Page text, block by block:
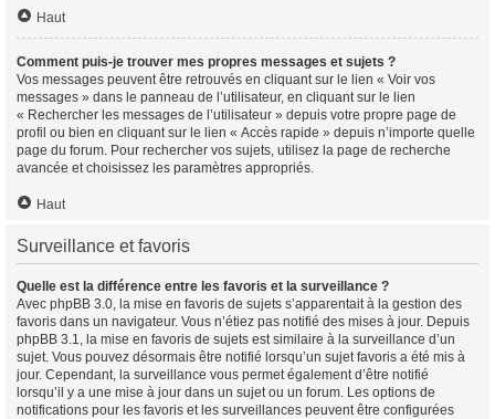
Haut
Comment puis-je trouver mes propres messages et sujets ?
Vos messages peuvent être retrouvés en cliquant sur le lien « Voir vos
messages » dans le panneau de l’utilisateur, en cliquant sur le lien
« Rechercher les messages de l’utilisateur » depuis votre propre page de
profil ou bien en cliquant sur le lien « Accès rapide » depuis n’importe quelle
page du forum. Pour rechercher vos sujets, utilisez la page de recherche
avancée et choisissez les paramètres appropriés.
Haut
Surveillance et favoris
Quelle est la différence entre les favoris et la surveillance ?
Avec phpBB 3.0, la mise en favoris de sujets s’apparentait à la gestion des
favoris dans un navigateur. Vous n’étiez pas notifié des mises à jour. Depuis
phpBB 3.1, la mise en favoris de sujets est similaire à la surveillance d’un
sujet. Vous pouvez désormais être notifié lorsqu’un sujet favoris a été mis à
jour. Cependant, la surveillance vous permet également d’être notifié
lorsqu’il y a une mise à jour dans un sujet ou un forum. Les options de
notifications pour les favoris et les surveillances peuvent être configurées